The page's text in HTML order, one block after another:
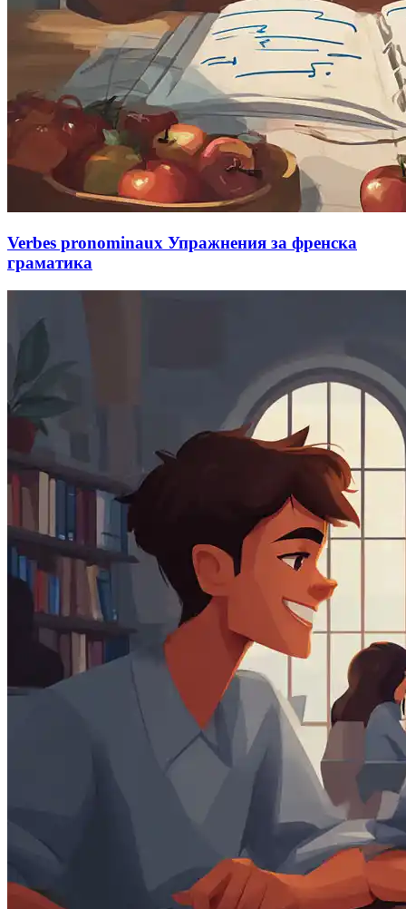
Verbes pronominaux Упражнения за френска
граматика